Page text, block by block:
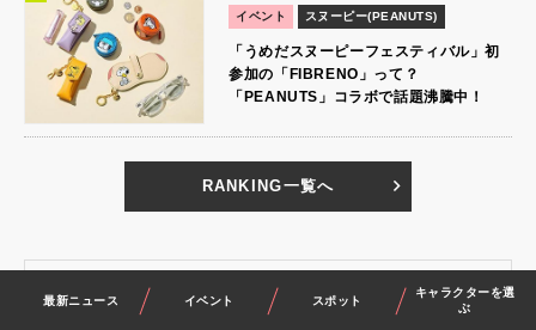
最新ニュース イベント スポット
キャラクターを選
ぶ
イベント スヌーピー(PEANUTS)
「うめだスヌーピーフェスティバル」初
参加の「FIBRENO」って？
「PEANUTS」コラボで話題沸騰中！
RANKING一覧へ
最新の記事を読む